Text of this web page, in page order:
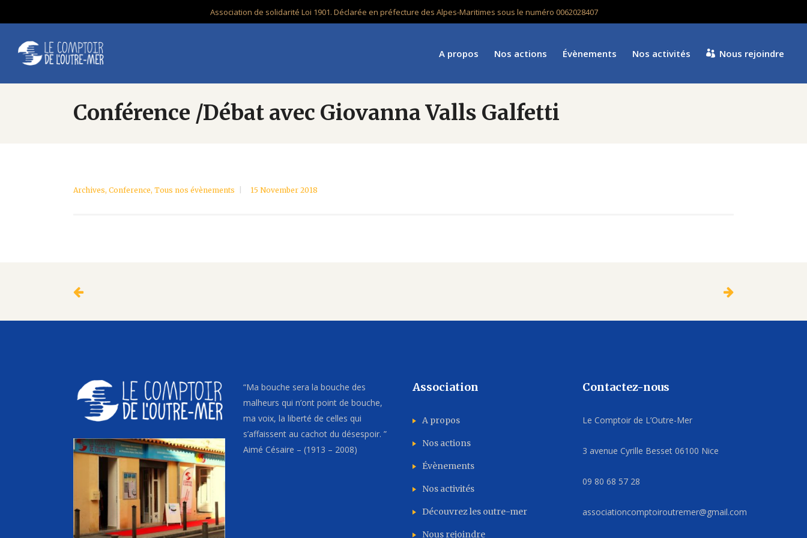
Association de solidarité Loi 1901. Déclarée en préfecture des Alpes-Maritimes sous le numéro 0062028407
A propos Nos actions Évènements Nos activités Nous rejoindre
Conférence /Débat avec Giovanna Valls Galfetti
Archives, Conference, Tous nos évènements 15 November 2018
“Ma bouche sera la bouche des
malheurs qui n’ont point de bouche,
ma voix, la liberté de celles qui
s’affaissent au cachot du désespoir. ”
Aimé Césaire – (1913 – 2008)
Association
A propos
Nos actions
Évènements
Nos activités
Découvrez les outre-mer
Nous rejoindre
Contactez-nous
Le Comptoir de L’Outre-Mer
3 avenue Cyrille Besset 06100 Nice
09 80 68 57 28
associationcomptoiroutremer@gmail.com